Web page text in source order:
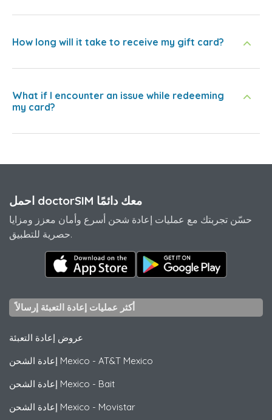
How long will it take to receive my gift card?
What if I encounter an issue while redeeming
my card?
احمل doctorSIM معك دائمًا
حسّن تجربتك مع عمليات إعادة شحن أسرع وأمان معزز ومزايا
حصرية للتطبيق.
أكثر عمليات إعادة التعبئة إرسالاً
عروض إعادة التعبئة
إعادة الشحن Mexico - AT&T Mexico
إعادة الشحن Mexico - Bait
إعادة الشحن Mexico - Movistar